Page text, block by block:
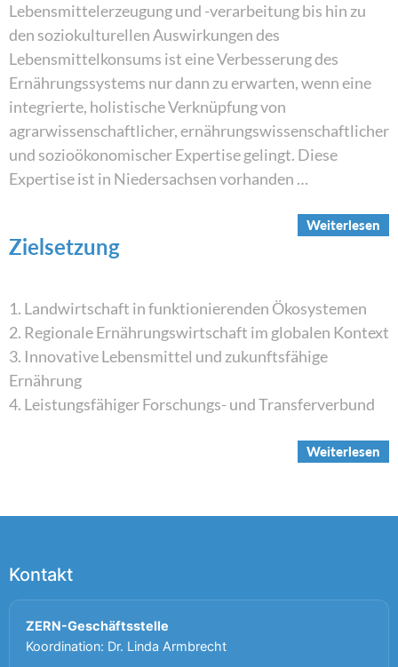
Lebensmittelerzeugung und -verarbeitung bis hin zu
den soziokulturellen Auswirkungen des
Lebensmittelkonsums ist eine Verbesserung des
Ernährungssystems nur dann zu erwarten, wenn eine
integrierte, holistische Verknüpfung von
agrarwissenschaftlicher, ernährungswissenschaftlicher
und sozioökonomischer Expertise gelingt. Diese
Expertise ist in Niedersachsen vorhanden …
Weiterlesen
Zielsetzung
1. Landwirtschaft in funktionierenden Ökosystemen
2. Regionale Ernährungswirtschaft im globalen Kontext
3. Innovative Lebensmittel und zukunftsfähige
Ernährung
4. Leistungsfähiger Forschungs- und Transferverbund
Weiterlesen
Kontakt
ZERN-Geschäftsstelle
Koordination: Dr. Linda Armbrecht